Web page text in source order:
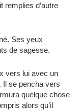
remplies d’autre
Ses yeux
de sagesse.
vers lui avec un
Il se pencha vers
quelque chose
alors qu’il